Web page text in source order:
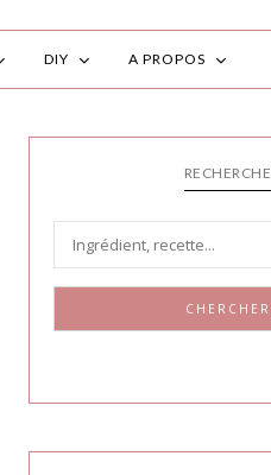
DIY A PROPOS
RECHERCHE
CHERCHER